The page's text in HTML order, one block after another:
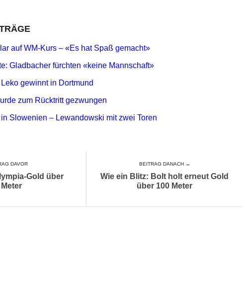
auf WM-Kurs – «Es hat Spaß gemacht»
Gladbacher fürchten «keine Mannschaft»
gewinnt in Dortmund
zum Rücktritt gezwungen
Slowenien – Lewandowski mit zwei Toren
DAVOR
Gold über
BEITRAG DANACH →
Wie ein Blitz: Bolt holt erneut Gold
über 100 Meter